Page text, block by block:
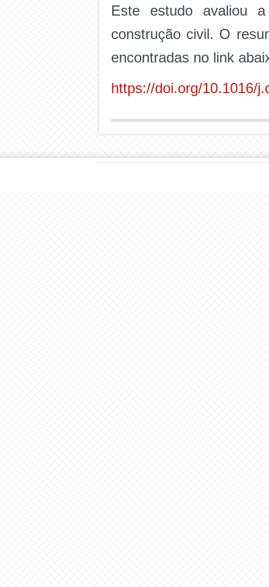
Este estudo avaliou
construção civil. O
encontradas no link
https://doi.org/10.1016/